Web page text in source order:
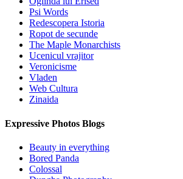
Psi Words
Redescopera Istoria
Ropot de secunde
The Maple Monarchists
Ucenicul vrajitor
Veronicisme
Vladen
Web Cultura
Zinaida
Expressive Photos Blogs
Beauty in everything
Bored Panda
Colossal